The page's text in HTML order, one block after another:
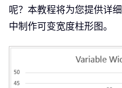
呢？本教程将为您提供详
中制作可变宽度柱形图。